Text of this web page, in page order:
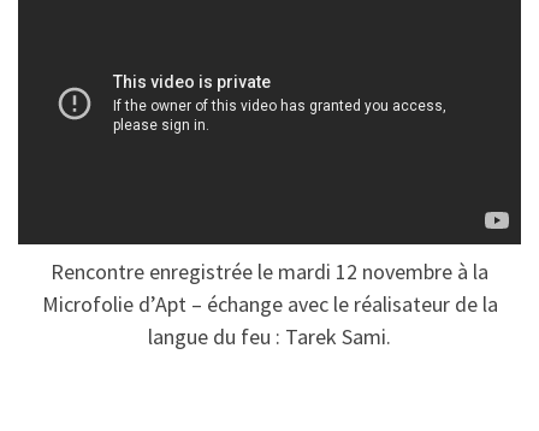
Rencontre enregistrée le mardi 12 novembre à la
Microfolie d’Apt – échange avec le réalisateur de la
langue du feu : Tarek Sami.